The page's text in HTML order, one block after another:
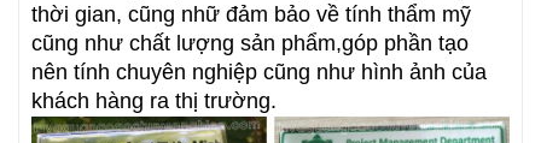
thời gian, cũng nhữ đảm bảo về tính thẩm mỹ
cũng như chất lượng sản phẩm,góp phần tạo
nên tính chuyên nghiệp cũng như hình ảnh của
khách hàng ra thị trường.